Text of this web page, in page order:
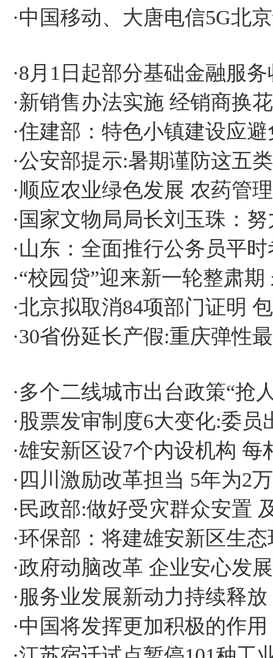
·中国移动、大唐电信5G北
·8月1日起部分基础金融服
·新销售办法实施 经销商换
·住建部：特色小镇建设应避
·公安部提示:暑期谨防这五
·顺应农业绿色发展 农药管
· 国家文物局局长刘玉珠：
·山东：全面推行公务员平时
·“校园贷”迎来新一轮整肃
·北京拟取消84项部门证明
·30省份延长产假:重庆弹性
·多个二线城市出台政策“抢
·股票发审制度6大变化:委
·雄安新区设7个内设机构 每
· 四川激励改革担当 5年为2
· 民政部:做好受灾群众安置
·环保部：将建雄安新区生
·政府动脑改革 企业安心发展
·服务业发展新动力持续释放
·中国将发挥更加积极的作用